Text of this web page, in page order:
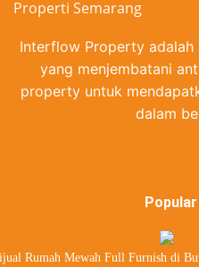
Interflow Property
yang menjembatani
property untuk
dalam
Rumah Mewah Full Furnish di